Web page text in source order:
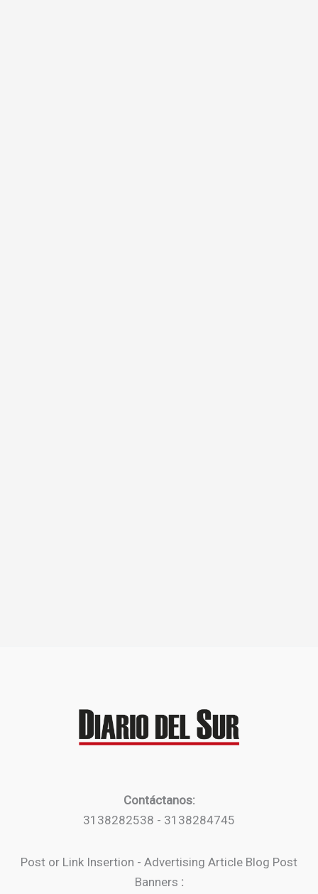
Contáctanos:
3138282538 - 3138284745
Post or Link Insertion - Advertising Article Blog Post
Banners :